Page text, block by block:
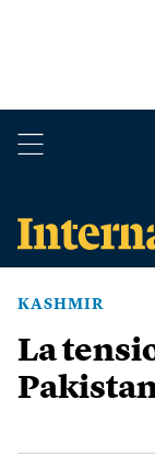
KASHMIR
La